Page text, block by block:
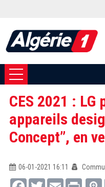
CES 2021 : LG
appareils
Concept’’, en
06-01-2021 16:11
FacebookTwitterEmail Print